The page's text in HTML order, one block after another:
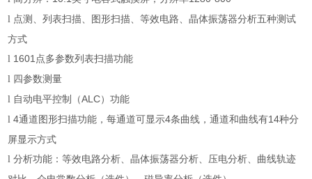
l 点测、列表扫描、图形扫描、等效电路、晶体振荡器分析五种测试
方式
l 1601 点多参数列表扫描功能
l 四参数测量
l 自动电平控制（ALC）功能
l 4通道图形扫描功能，每通道可显示4条曲线，通道和曲线有14种分
屏显示方式
l 分析功能：等效电路分析、晶体振荡器分析、压电分析、曲线轨迹